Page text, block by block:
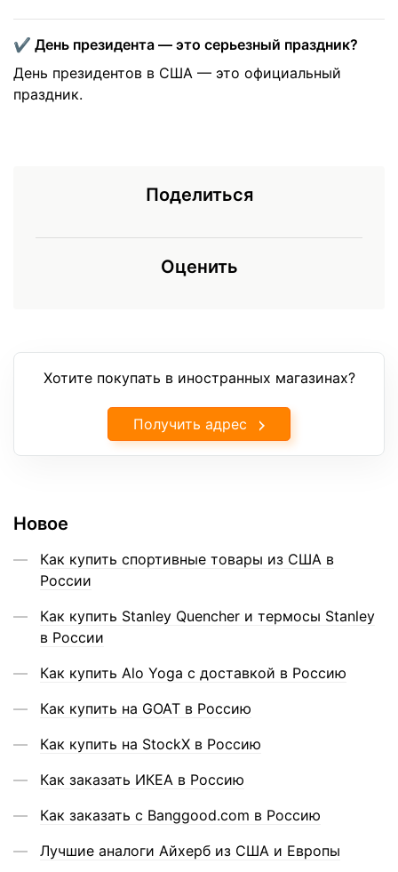
✔️ День президента — это серьезный праздник?
День президентов в США — это официальный
праздник.
Поделиться
Оценить
Хотите покупать в иностранных магазинах?
Получить адрес
Новое
Как купить спортивные товары из США в
России
Как купить Stanley Quencher и термосы Stanley
в России
Как купить Alo Yoga с доставкой в Россию
Как купить на GOAT в Россию
Как купить на StockX в Россию
Как заказать ИКЕА в Россию
Как заказать с Banggood.com в Россию
Лучшие аналоги Айхерб из США и Европы